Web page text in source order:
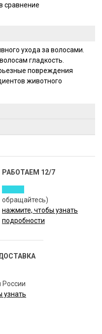
сравнение
ухода за волосами.
гладкость.
повреждения
животного
РАБОТАЕМ 12/7
обращайтесь)
нажмите, чтобы узнать
подробности
России
узнать